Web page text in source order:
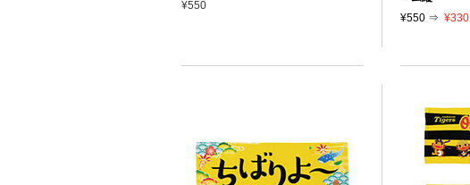
¥550
¥550 ⇒ ¥330